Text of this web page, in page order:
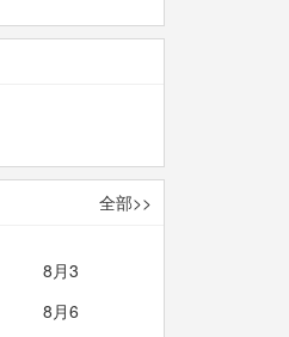
全部>>
8月3
8月6